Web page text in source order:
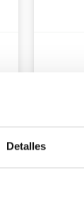
Detalles